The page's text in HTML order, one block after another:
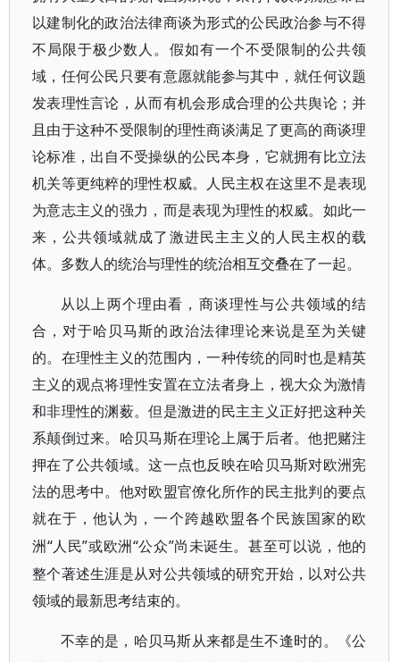
以建制化的政治法律商谈为形式的公民政治参与不得
不局限于极少数人。假如有一个不受限制的公共领
域，任何公民只要有意愿就能参与其中，就任何议题
发表理性言论，从而有机会形成合理的公共舆论；并
且由于这种不受限制的理性商谈满足了更高的商谈理
论标准，出自不受操纵的公民本身，它就拥有比立法
机关等更纯粹的理性权威。人民主权在这里不是表现
为意志主义的强力，而是表现为理性的权威。如此一
来，公共领域就成了激进民主主义的人民主权的载
体。多数人的统治与理性的统治相互交叠在了一起。
从以上两个理由看，商谈理性与公共领域的结
合，对于哈贝马斯的政治法律理论来说是至为关键
的。在理性主义的范围内，一种传统的同时也是精英
主义的观点将理性安置在立法者身上，视大众为激情
和非理性的渊薮。但是激进的民主主义正好把这种关
系颠倒过来。哈贝马斯在理论上属于后者。他把赌注
押在了公共领域。这一点也反映在哈贝马斯对欧洲宪
法的思考中。他对欧盟官僚化所作的民主批判的要点
就在于，他认为，一个跨越欧盟各个民族国家的欧
洲 “人民”或欧洲“公众”尚未诞生。甚至可以说，他的
整个著述生涯是从对公共领域的研究开始，以对公共
领域的最新思考结束的。
不幸的是，哈贝马斯从来都是生不逢时的。《公